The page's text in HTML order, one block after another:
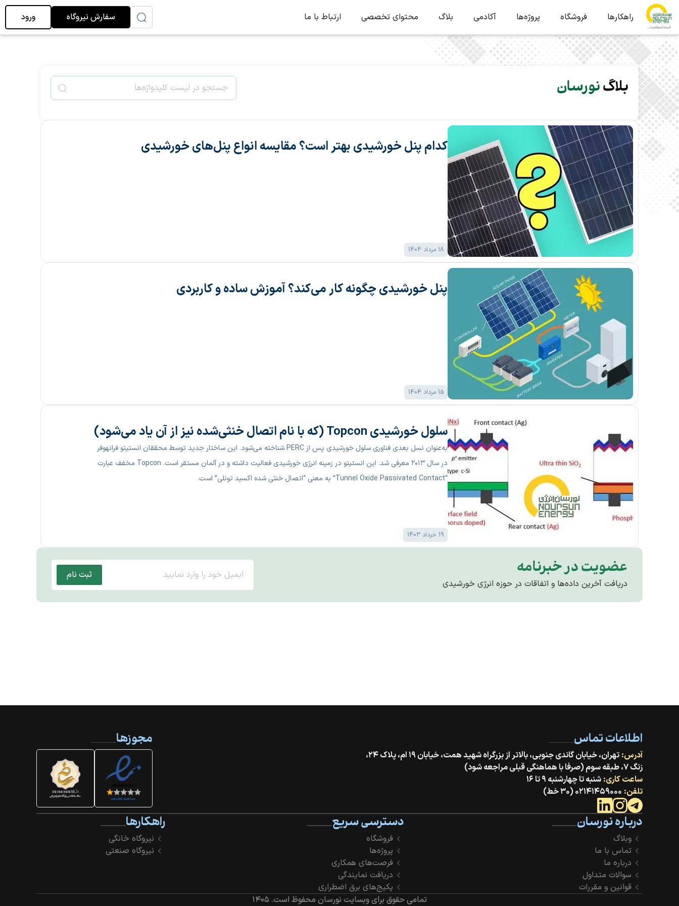
راهکارها فروشگاه پروژه‌ها آکادمی بلاگ محتوای تخصصی ارتباط با ما سفارش نیروگاه ورود
بلاگنورسان
کدام پنل خورشیدی بهتر است؟ مقایسه انواع پنل‌های خورشیدی
18 مرداد 1404
پنل خورشیدی چگونه کار می‌کند؟ آموزش ساده و کاربردی
15 مرداد 1404
سلول خورشیدی Topcon (که با نام اتصال خنثی‌شده نیز از آن یاد می‌شود)
به‌عنوان نسل بعدی فناوری سلول خورشیدی پس از PERC شناخته می‌شود. این ساختار جدید توسط محققان انستیتو فرانهوفر
در سال ۲۰۱۳ معرفی شد. این انستیتو در زمینه انرژی خورشیدی فعالیت داشته و در آلمان مستقر است. Topcon مخفف عبارت
“Tunnel Oxide Passivated Contact” به معنی “اتصال خنثی شده اکسید تونلی” است.
19 خرداد 1403
عضویت در خبرنامه
دریافت آخرین داده‌ها و اتفاقات در حوزه انرژی خورشیدی
ثبت نام
اطلاعات تماس
آدرس:
تهران، خیابان گاندی جنوبی، بالاتر از بزرگراه شهید همت، خیابان ۱۹ ام، پلاک ۲۴،
زنگ ۷، طبقه سوم (صرفا با هماهنگی قبلی مراجعه شود)
ساعت کاری: شنبه تا چهارشنبه ۹ تا ۱۶
تلفن: ۰۲۱۴۱۴۵۹۰۰۰ (۳۰ خط)
مجوزها
درباره نورسان
وبلاگ
تماس با ما
درباره ما
سوالات متداول
قوانین و مقررات
دسترسی سریع
فروشگاه
پروژه‌ها
فرصت‌های همکاری
دریافت نمایندگی
پکیج‌های برق اضطراری
راهکارها
نیروگاه خانگی
نیروگاه صنعتی
تمامی حقوق برای وبسایت نورسان محفوظ است. ۱۴۰۵